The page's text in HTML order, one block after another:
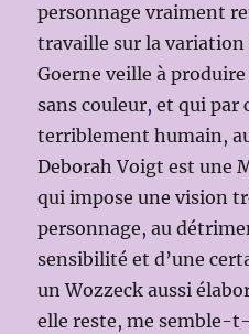
personnage vraiment
travaille sur la variation
Goerne veille à
sans couleur, et qui par
terriblement humain,
Deborah Voigt est une
qui impose une vision
personnage, au
sensibilité et d’une
un Wozzeck aussi
elle reste, me semble-